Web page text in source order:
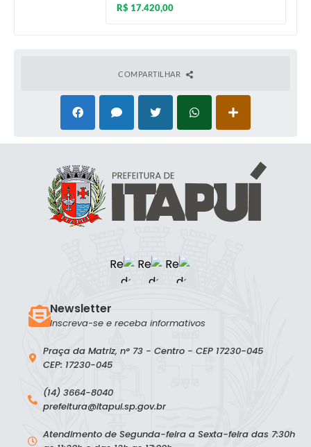
R$ 17.420,00
COMPARTILHAR
Praça da Matriz, n° 73 - Centro - CEP 17230-045
CEP: 17230-045
(14) 3664-8040
prefeitura@itapui.sp.gov.br
Atendimento de Segunda-feira a Sexta-feira das 7:30h
Newsletter
Inscreva-se e receba informativos